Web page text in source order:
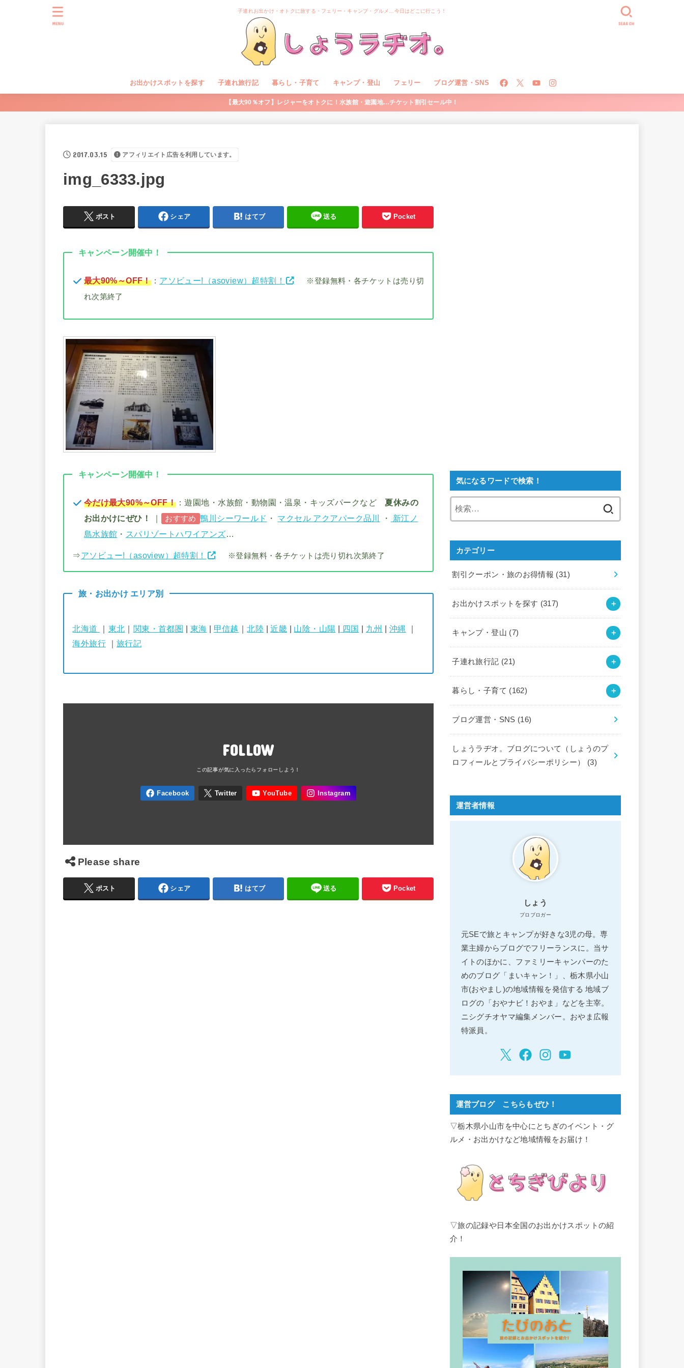
子連れお出かけ・オトクに旅する・フェリー・キャンプ・グルメ…今日はどこに行こう！
お出かけスポットを探す 子連れ旅行記 暮らし・子育て キャンプ・登山 フェリー ブログ運営・SNS
SEARCH
MENU
【最大90％オフ】レジャーをオトクに！水族館・遊園地…チケット割引セール中！
2017.03.15 アフィリエイト広告を利用しています。
img_6333.jpg
ポスト シェア はてブ 送る Pocket
キャンペーン開催中！
最大90%～OFF！： アソビュー!（asoview）超特割！
※登録無料・各チケットは売り切
れ次第終了
キャンペーン開催中！
今だけ最大90%～OFF！ ：遊園地・水族館・動物園・温泉・キッズパークなど夏休みの
お出かけにぜひ！
｜ おすすめ 鴨川シーワールド ・ マクセル アクアパーク品川 ・
新江ノ
島水族館 ・ スパリゾートハワイアンズ…
⇒アソビュー!（asoview）超特割！ ※登録無料・各チケットは売り切れ次第終了
旅・お出かけ エリア別
北海道 ｜ 東北 ｜ 関東・首都圏 | 東海 | 甲信越 ｜北陸 |近畿 | 山陰・山陽 | 四国 | 九州 | 沖縄 ｜
海外旅行 ｜ 旅行記
FOLLOW
Please share
ポスト シェア はてブ 送る Pocket
気になるワードで検索！
カテゴリー
割引クーポン・旅のお得情報 (31)
お出かけスポットを探す (317)
キャンプ・登山 (7)
子連れ旅行記 (21)
暮らし・子育て (162)
ブログ運営・SNS (16)
しょうラヂオ。ブログについて（しょうのプ
ロフィールとプライバシーポリシー） (3)
運営者情報
しょう
プロブロガー
元SEで旅とキャンプが好きな3児の母。専
業主婦からブログでフリーランスに。当サ
イトのほかに、ファミリーキャンパーのた
めのブログ「まいキャン！」、栃木県小山
市(おやまし)の地域情報を発信する 地域ブ
ログの「おやナビ！おやま」などを主宰。
ニシグチオヤマ編集メンバー。おやま広報
特派員。
運営ブログ こちらもぜひ！
▽栃木県小山市を中心にとちぎのイベント・グ
ルメ・お出かけなど地域情報をお届け！
▽旅の記録や日本全国のお出かけスポットの紹
介！